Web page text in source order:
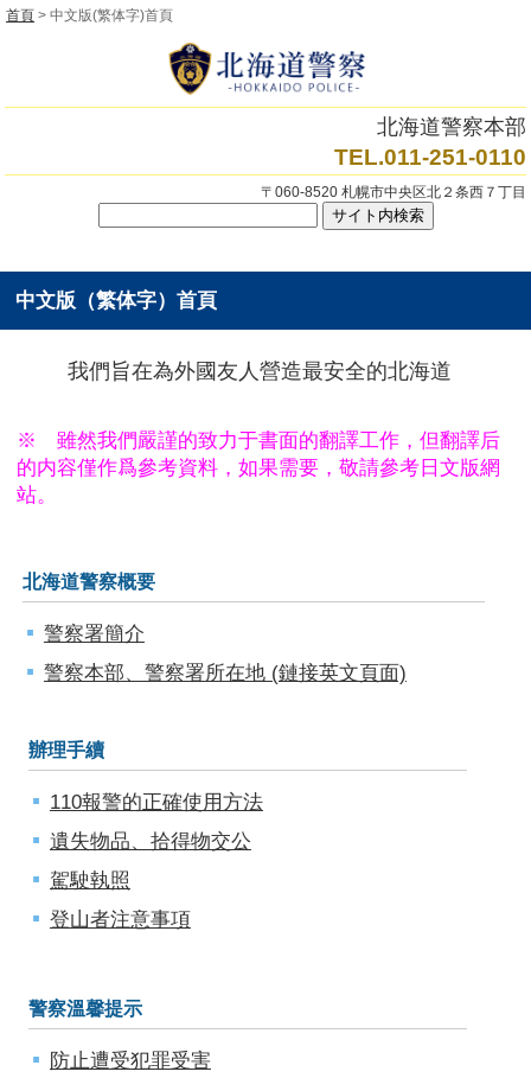
首頁 > 中文版(繁体字)首頁
北海道警察本部
TEL.011-251-0110
〒060-8520 札幌市中央区北２条西７丁目
中文版（繁体字）首頁
我們旨在為外國友人營造最安全的北海道
※ 雖然我們嚴謹的致力于書面的翻譯工作，但翻譯后
的内容僅作爲參考資料，如果需要，敬請參考日文版網
站。
北海道警察概要
警察署簡介
警察本部、警察署所在地 (鏈接英文頁面)
辦理手續
110報警的正確使用方法
遺失物品、拾得物交公
駕駛執照
登山者注意事項
警察溫馨提示
防止遭受犯罪受害